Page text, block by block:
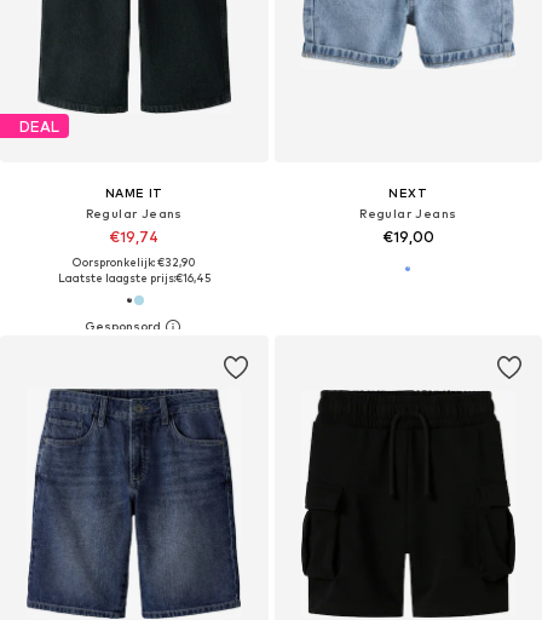
DEAL
NAME IT
Regular Jeans
€19,74
Oorspronkelijk: €32,90
Laatste laagste prijs:€16,45
NEXT
Regular Jeans
€19,00